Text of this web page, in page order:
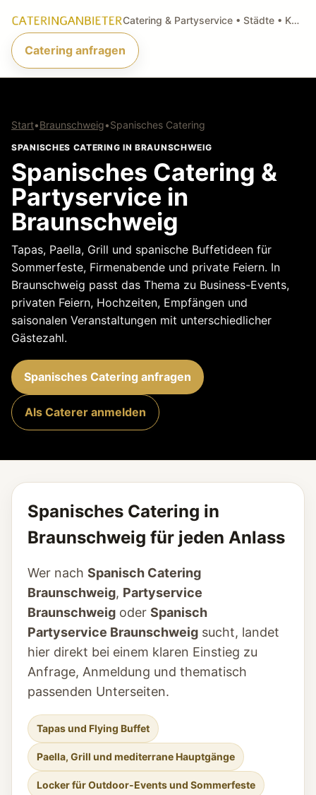
Catering & Partyservice • Städte • Küchenarten • Anfragen
Catering anfragen
Start•Braunschweig•Spanisches Catering
SPANISCHES CATERING IN BRAUNSCHWEIG
Spanisches Catering &
Partyservice in
Braunschweig
Tapas, Paella, Grill und spanische Buffetideen für
Sommerfeste, Firmenabende und private Feiern. In
Braunschweig passt das Thema zu Business-Events,
privaten Feiern, Hochzeiten, Empfängen und
saisonalen Veranstaltungen mit unterschiedlicher
Gästezahl.
Spanisches Catering anfragen
Als Caterer anmelden
Spanisches Catering in
Braunschweig für jeden Anlass
Wer nach Spanisch Catering
Braunschweig, Partyservice
Braunschweig oder Spanisch
Partyservice Braunschweig sucht, landet
hier direkt bei einem klaren Einstieg zu
Anfrage, Anmeldung und thematisch
passenden Unterseiten.
Tapas und Flying Buffet
Paella, Grill und mediterrane Hauptgänge
Locker für Outdoor-Events und Sommerfeste